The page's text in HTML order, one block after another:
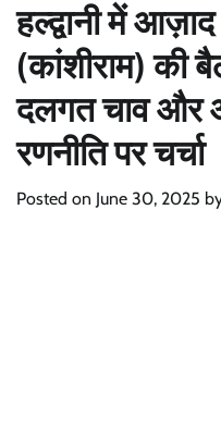
हल्द्वानी में आज़ाद
(कांशीराम) की
दलगत चाव और
रणनीति पर चर्चा
Posted on June 30, 2025